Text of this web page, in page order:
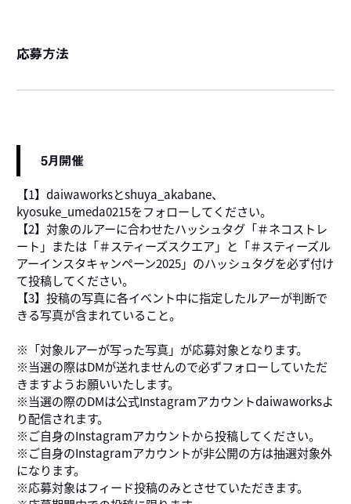
応募方法
5月開催
【1】daiwaworksとshuya_akabane、
kyosuke_umeda0215をフォローしてください。
【2】対象のルアーに合わせたハッシュタグ「＃ネコストレ
ート」または「＃スティーズスクエア」と「＃スティーズル
アーインスタキャンペーン2025」のハッシュタグを必ず付け
て投稿してください。
【3】投稿の写真に各イベント中に指定したルアーが判断で
きる写真が含まれていること。
※「対象ルアーが写った写真」が応募対象となります。
※当選の際はDMが送れませんので必ずフォローしていただ
きますようお願いいたします。
※当選の際のDMは公式Instagramアカウントdaiwaworksよ
り配信されます。
※ご自身のInstagramアカウントから投稿してください。
※ご自身のInstagramアカウントが非公開の方は抽選対象外
になります。
※応募対象はフィード投稿のみとさせていただきます。